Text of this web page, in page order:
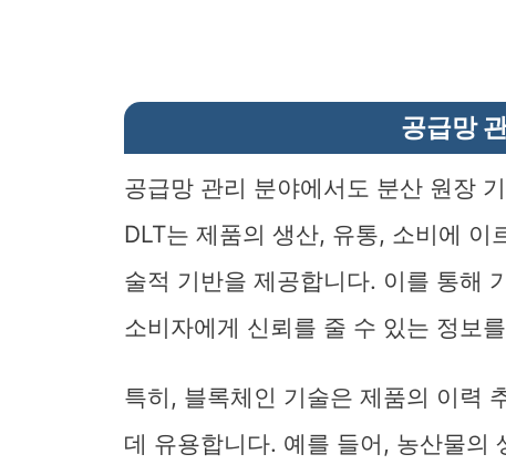
공급망
공급망 관리 분야에서도 분산 원장
DLT는 제품의 생산, 유통, 소비에 이
술적 기반을 제공합니다. 이를 통해
소비자에게 신뢰를 줄 수 있는 정보
특히, 블록체인 기술은 제품의 이력
데 유용합니다. 예를 들어, 농산물의